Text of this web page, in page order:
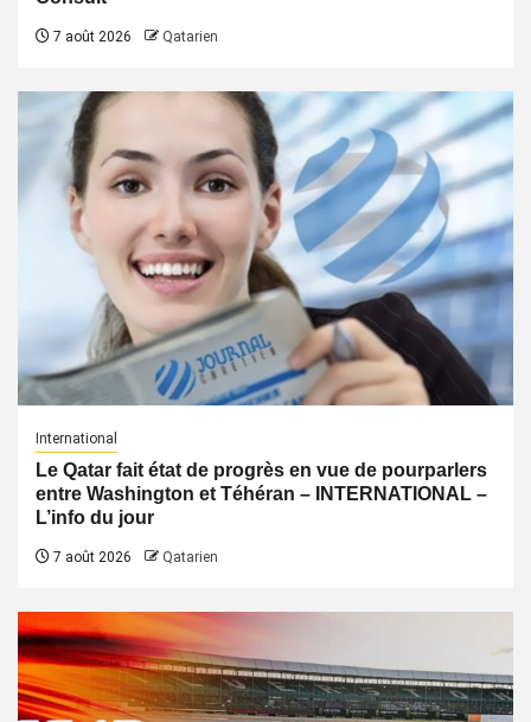
7 août 2026 Qatarien
International
Le Qatar fait état de progrès en vue de pourparlers
entre Washington et Téhéran – INTERNATIONAL –
L’info du jour
7 août 2026 Qatarien